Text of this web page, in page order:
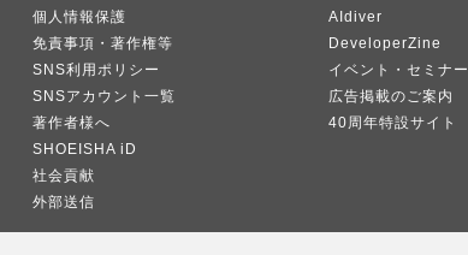
個人情報保護
免責事項・著作権等
SNS利用ポリシー
SNSアカウント一覧
著作者様へ
SHOEISHA iD
社会貢献
外部送信
AIdiver
DeveloperZine
イベント・セミナー
広告掲載のご案内
40周年特設サイト